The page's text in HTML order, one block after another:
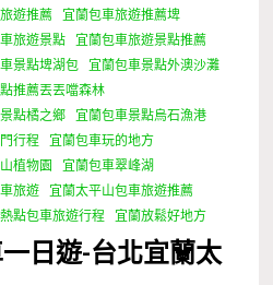
遊推薦
宜蘭包車旅遊推薦埤
旅遊景點
宜蘭包車旅遊景點推薦
景點埤湖包
宜蘭包車景點外澳沙灘
推薦丟丟噹森林
點橘之鄉
宜蘭包車景點烏石漁港
行程
宜蘭包車玩的地方
植物園
宜蘭包車翠峰湖
旅遊
宜蘭太平山包車旅遊推薦
點包車旅遊行程 宜蘭放鬆好地方
日遊-台北宜蘭太